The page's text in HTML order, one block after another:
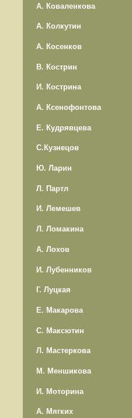
А. Коваленкова
А. Колкутин
А. Косенков
В. Кострин
И. Кострина
А. Ксенофонтова
Е. Кудрявцева
С.Кузнецов
Ю. Ларин
Л. Партл
И. Лемешев
Л. Ломакина
А. Лохов
И. Лубенников
Г. Луцкая
Е. Макарова
С. Максютин
Л. Мастеркова
М. Меншикова
И. Моторина
А. Мягких